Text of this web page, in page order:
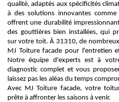
qualité, adaptés aux spécificités
à des solutions innovantes
offrent une durabilité
des gouttières bien installées, qui
sur votre toit. À 31310, de
MJ Toiture facade pour l'entretien
Notre équipe d'experts est à
diagnostic complet et vous
laissez pas les aléas du temps
Avec MJ Toiture facade, votre
prête à affronter les saisons à venir.